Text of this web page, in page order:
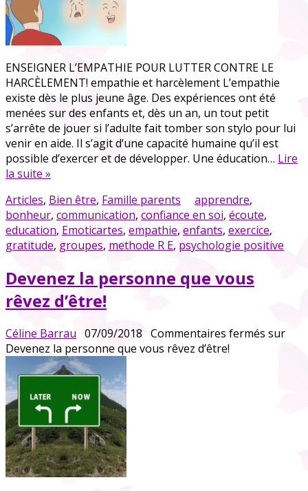
ENSEIGNER L’EMPATHIE POUR LUTTER CONTRE LE
HARCÈLEMENT! empathie et harcèlement L’empathie
existe dès le plus jeune âge. Des expériences ont été
menées sur des enfants et, dès un an, un tout petit
s’arrête de jouer si l’adulte fait tomber son stylo pour lui
venir en aide. Il s’agit d’une capacité humaine qu’il est
possible d’exercer et de développer. Une éducation… Lire
la suite »
Articles, Bien être, Famille parents apprendre,
bonheur, communication, confiance en soi, écoute,
education, Emoticartes, empathie, enfants, exercice,
gratitude, groupes, methode R E, psychologie positive
Devenez la personne que vous
rêvez d’être!
Céline Barrau 07/09/2018 Commentaires fermés sur
Devenez la personne que vous rêvez d’être!